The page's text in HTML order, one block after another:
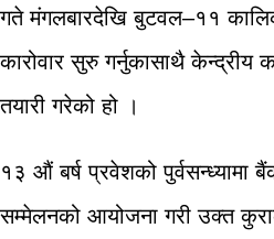
गते मंगलबारदेखि बुटवल–११
कारोवार सुरु गर्नुकासाथै केन्द्रीय
तयारी गरेको हो ।
१३ औं बर्ष प्रवेशको
सम्मेलनको आयोजना गरी उक्त